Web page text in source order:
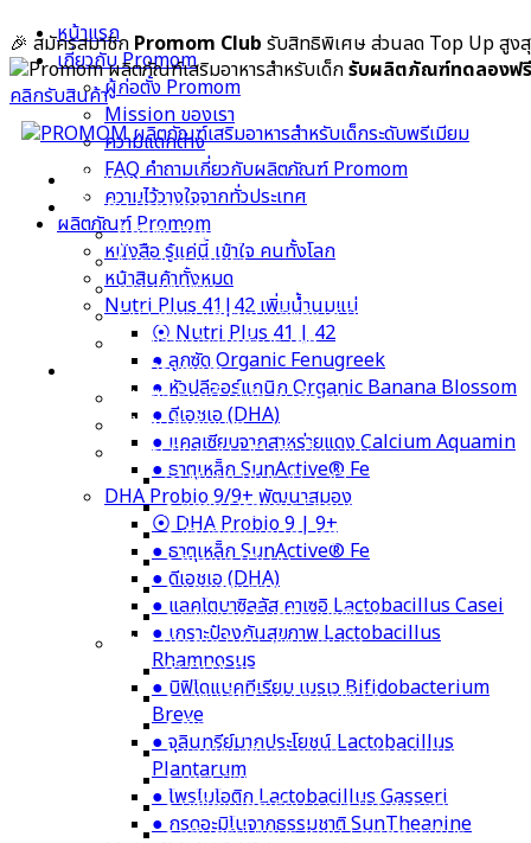
Skip
to
content
🎉 สมัครสมาชิก Promom Club รับสิทธิพิเศษ ส่วนลด Top Up สูง
รับผลิตภัณฑ์ทดลองฟรี
คลิกรับสินค้า
หน้าแรก
เกี่ยวกับ Promom
ผู้ก่อตั้ง Promom
Mission ของเรา
ความแตกต่าง
FAQ คำถามเกี่ยวกับผลิตภัณฑ์ Promom
ความไว้วางใจจากทั่วประเทศ
ผลิตภัณฑ์ Promom
หนังสือ รู้แค่นี้ เข้าใจ คนทั้งโลก
หน้าสินค้าทั้งหมด
Nutri Plus 41|42 เพิ่มน้ำนมแม่
⦿ Nutri Plus 41 | 42
● ลูกซัด Organic Fenugreek
● หัวปลีออร์แกนิก Organic Banana Blossom
● ดีเอชเอ (DHA)
● แคลเซียมจากสาหร่ายแดง Calcium Aquamin
● ธาตุเหล็ก SunActive® Fe
DHA Probio 9/9+ พัฒนาสมอง
⦿ DHA Probio 9 | 9+
● ธาตุเหล็ก SunActive® Fe
● ดีเอชเอ (DHA)
● แลคโตบาซิลลัส คาเซอิ Lactobacillus Casei
● เกราะป้องกันสุขภาพ Lactobacillus
● บิฟิโดแบคทีเรียม เบรเว Bifidobacterium
● จุลินทรีย์มากประโยชน์ Lactobacillus
หน้าแรก
เกี่ยวกับ Promom
ผู้ก่อตั้ง Promom
Mission ของเรา
ความแตกต่าง
FAQ คำถามเกี่ยวกับผลิตภัณฑ์ Promom
ความไว้วางใจจากทั่วประเทศ
ผลิตภัณฑ์ Promom
หนังสือ รู้แค่นี้ เข้าใจ คนทั้งโลก
หน้าสินค้าทั้งหมด
Nutri Plus 41|42 เพิ่มน้ำนมแม่
⦿ Nutri Plus 41 | 42
● ลูกซัด Organic Fenugreek
● หัวปลีออร์แกนิก Organic Banana Blossom
● ดีเอชเอ (DHA)
● แคลเซียมจากสาหร่ายแดง Calcium Aquamin
● ธาตุเหล็ก SunActive® Fe
DHA Probio 9/9+ พัฒนาสมอง
⦿ DHA Probio 9 | 9+
● ธาตุเหล็ก SunActive® Fe
● ดีเอชเอ (DHA)
● แลคโตบาซิลลัส คาเซอิ Lactobacillus Casei
● เกราะป้องกันสุขภาพ Lactobacillus
Rhamnosus
● บิฟิโดแบคทีเรียม เบรเว Bifidobacterium
Breve
● จุลินทรีย์มากประโยชน์ Lactobacillus
Plantarum
● โพรไบโอติก Lactobacillus Gasseri
● กรดอะมิโนจากธรรมชาติ SunTheanine